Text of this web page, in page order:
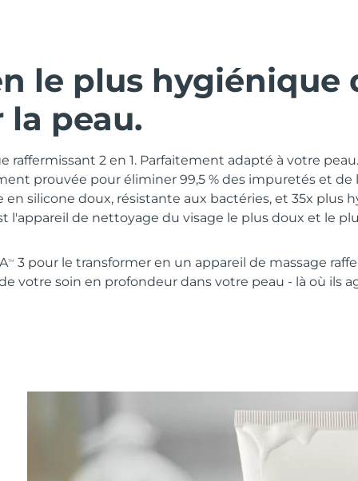
le plus hygiénique
peau.
raffermissant 2 en 1. Parfaitement adapté à votre
prouvée pour éliminer 99,5 % des impuretés et de
en silicone doux, résistante aux bactéries, et 35x plus
l'appareil de nettoyage du visage le plus doux et le
TM
3 pour le transformer en un appareil de massage
votre soin en profondeur dans votre peau - là où ils